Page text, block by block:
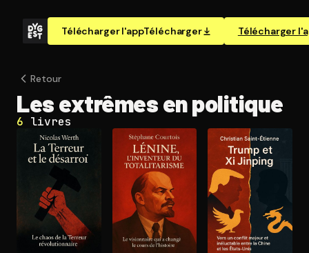
Télécharger l'appTélécharger Télécharger
Retour
Les extrêmes en politique
6 livres